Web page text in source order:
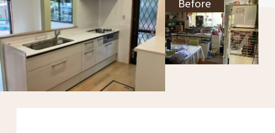
Before